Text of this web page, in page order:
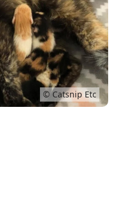
© Catsnip Etc